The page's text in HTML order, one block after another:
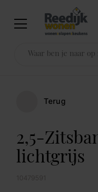
Terug
2,5-
lichtgrijs